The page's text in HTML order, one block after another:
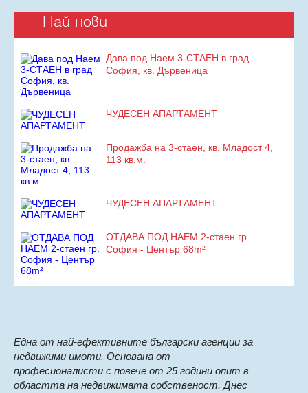
Най-нови
Дава под Наем 3-СТАЕН в град
София, кв. Дървеница
ЧУДЕСЕН АПАРТАМЕНТ
Продажба на 3-стаен, кв. Младост 4,
113 кв.м.
ЧУДЕСЕН АПАРТАМЕНТ
ОТДАВА ПОД НАЕМ 2-стаен гр.
София - Център 68m²
Eдна от най-ефективните български агенции за
недвижими имоти. Основана от
професионалисти с повече от 25 години опит в
областта на недвижимата собственост. Днес